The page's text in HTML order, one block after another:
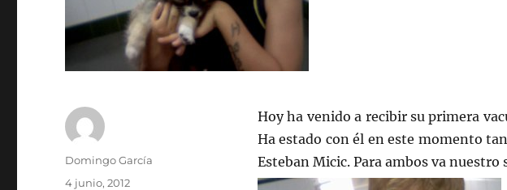
Hoy ha venido a recibir su primera
Ha estado con él en este momento
Esteban Micic. Para ambos va nuestro
Autor
Domingo García
Publicado
4 junio, 2012